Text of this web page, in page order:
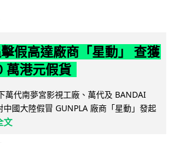
假高達廠商「星動」 查獲
萬港元假貨
萬代南夢宮影視工廠、萬代及 BANDAI
中國大陸假冒 GUNPLA 廠商「星動」發起
文